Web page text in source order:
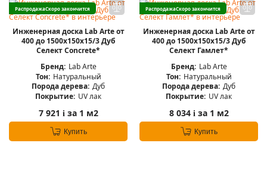
РаспродажаСкоро закончится
Инженерная доска Lab Arte от
400 до 1500х150х15/3 Дуб
Селект Concrete*
Бренд: Lab Arte
Тон: Натуральный
Порода дерева: Дуб
Покрытие: UV лак
7 921 iза 1 м2
Купить
РаспродажаСкоро закончится
Инженерная доска Lab Arte от
400 до 1500х150х15/3 Дуб
Селект Гамлет*
Бренд: Lab Arte
Тон: Натуральный
Порода дерева: Дуб
Покрытие: UV лак
8 034 iза 1 м2
Купить